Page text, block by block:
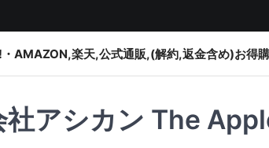
AMAZON,楽天,公式通販,(解約,返金含め)お得
社アシカン The